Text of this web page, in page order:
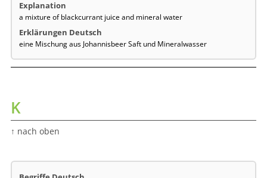
a mixture of blackcurrant juice and mineral water
eine Mischung aus Johannisbeer Saft und Mineralwasser
K
↑ nach oben